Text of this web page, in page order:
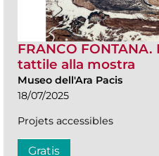
FRANCO
tattile alla mostra
Museo dell'Ara Pacis
18/07/2025
Projets accessibles
Gratis